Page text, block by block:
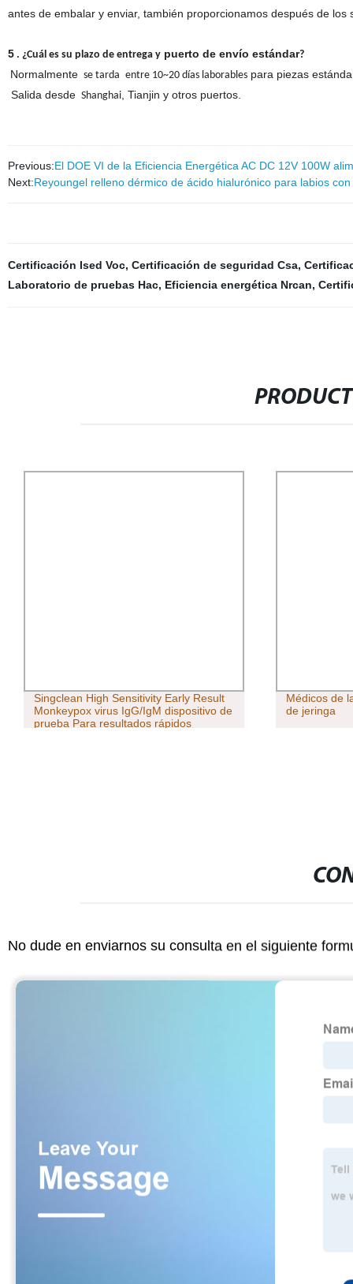
antes de embalar y enviar, también proporcionamos después de
5. ¿Cuál es su plazo de entrega ypuerto de envío estándar?
Normalmente se tarda entre 10~20días laborablespara piezas
Salida desde Shanghai, Tianjin y otros puertos.
Previous:El DOE VI de la Eficiencia Energética AC DC 12V 100W
Next:Reyoungel relleno dérmico de ácido hialurónico para labios
Certificación Ised Voc, Certificación de seguridad Csa,
Laboratorio de pruebas Hac, Eficiencia energética Nrcan,
Singclean High Sensitivity Early Result
Monkeypox virus IgG/IgM dispositivo de
prueba Para resultados rápidos
Médicos de
de jeringa
No dude en enviarnos su consulta en el siguiente